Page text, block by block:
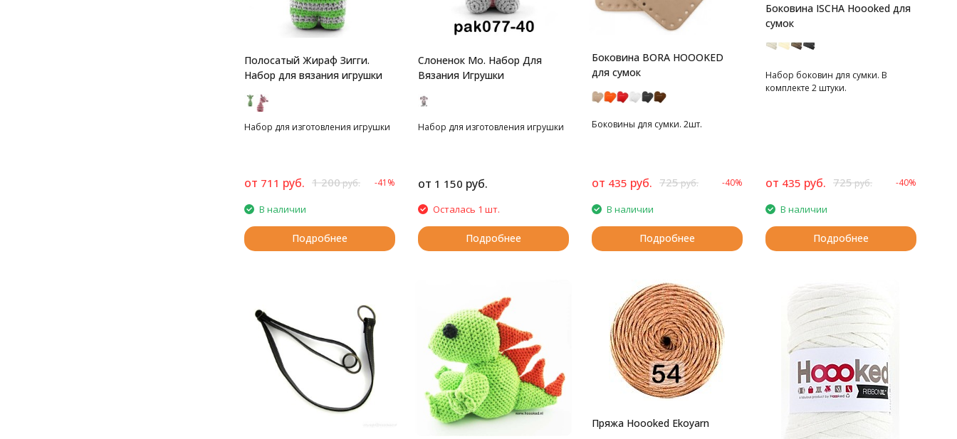
Полосатый Жираф Зигги.
Набор для вязания игрушки
Набор для изготовления игрушки
от 711 руб. 1 200руб. -41%
В наличии
Подробнее
Слоненок Мо. Набор Для
Вязания Игрушки
Набор для изготовления игрушки
от 1 150 руб.
Осталась 1 шт.
Подробнее
Боковина BORA HOOOKED
для сумок
Боковины для сумки. 2шт.
от 435 руб. 725руб. -40%
В наличии
Подробнее
Боковина ISCHA Hoooked для
сумок
Набор боковин для сумки. В
комплекте 2 штуки.
от 435 руб. 725руб. -40%
В наличии
Подробнее
Пряжа Hoooked Ekoyarn